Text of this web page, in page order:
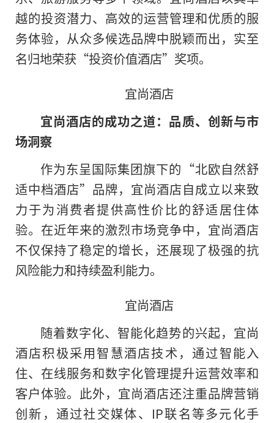
越的投资潜力、高效的运营管理和优质的服
务体验，从众多候选品牌中脱颖而出，实至
名归地荣获“投资价值酒店”奖项。
宜尚酒店
宜尚酒店的成功之道：品质、创新与市
场洞察
作为东呈国际集团旗下的“北欧自然舒
适中档酒店”品牌，宜尚酒店自成立以来致
力于为消费者提供高性价比的舒适居住体
验。在近年来的激烈市场竞争中，宜尚酒店
不仅保持了稳定的增长，还展现了极强的抗
风险能力和持续盈利能力。
宜尚酒店
随着数字化、智能化趋势的兴起，宜尚
酒店积极采用智慧酒店技术，通过智能入
住、在线服务和数字化管理提升运营效率和
客户体验。此外，宜尚酒店还注重品牌营销
创新，通过社交媒体、IP联名等多元化手